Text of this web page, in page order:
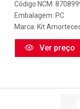
Código NCM:
Embalagem: PC
Marca: Kit
Ver preço